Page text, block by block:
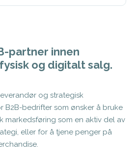
partner innen
og digitalt salg.
og strategisk
B2B-bedrifter som ønsker å bruke
markedsføring som en aktiv del av
eller for å tjene penger på